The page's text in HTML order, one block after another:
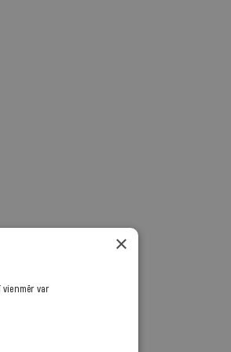
×
var